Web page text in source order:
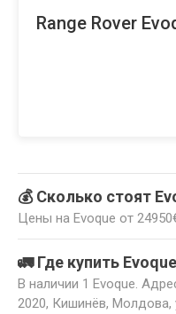
Range Rover
💰 Сколько стоят
Цены на Evoque от
🚛 Где купить
В наличии 1 Evoque.
2020, Кишинёв,